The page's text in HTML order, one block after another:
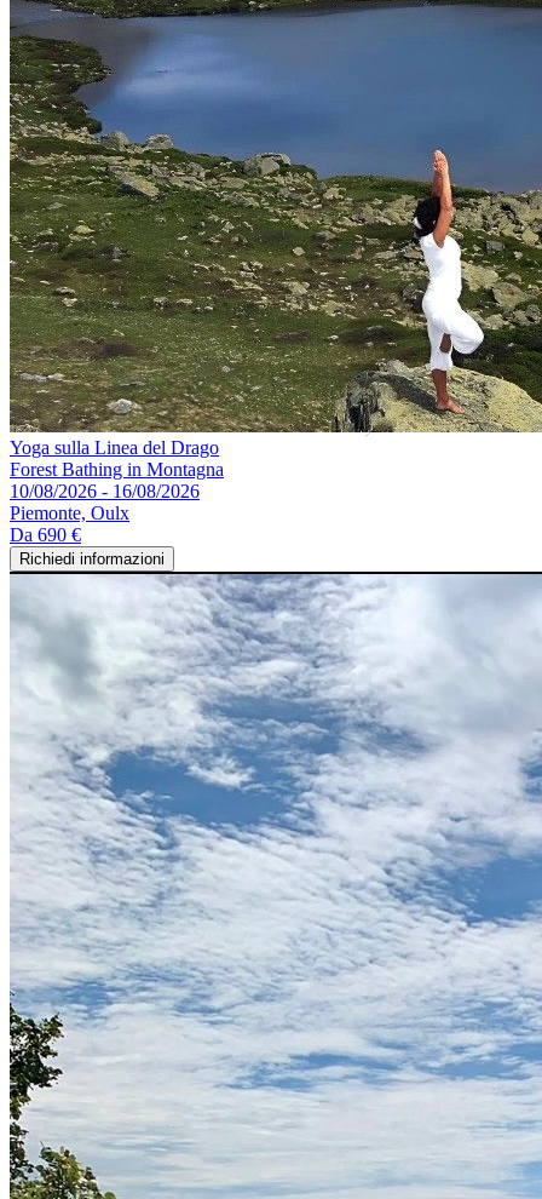
Yoga sulla Linea del Drago
Forest Bathing in Montagna
10/08/2026 - 16/08/2026
Piemonte, Oulx
Da 690 €
Richiedi informazioni